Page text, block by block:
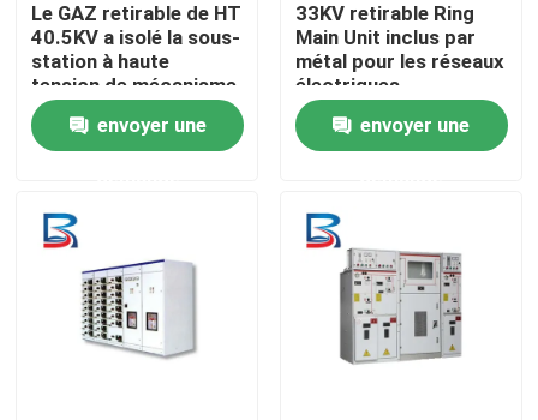
Maison
Produits
Le GAZ retirable de HT
40.5KV a isolé la sous-
station à haute
tension de mécanisme
envoyer une
33KV retirable Ring
Main Unit inclus par
métal pour les réseaux
électriques
envoyer une